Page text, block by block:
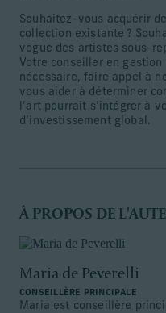
Souhaitez-vous acquérir
collection existante ?
vogue des artistes sous-
Votre conseiller en
nécessaire, faire appel à
vous aider à déterminer
l’art pourrait s’intégrer à
d’investissement global.
À PROPOS DE
Maria de Peverelli
CONSEILLÈRE PRINCIPALE
Maria est conseillère